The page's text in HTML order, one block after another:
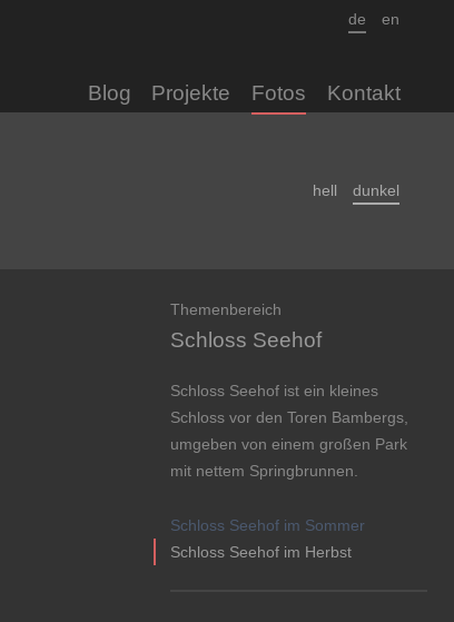
Blog Projekte Fotos Kontakt
de en
hell dunkel
Themenbereich
Schloss Seehof
Schloss Seehof ist ein kleines
Schloss vor den Toren Bam­bergs,
um­ge­ben von einem großen Park
mit nettem Spring­brun­nen.
Schloss Seehof im Sommer
Schloss Seehof im Herbst